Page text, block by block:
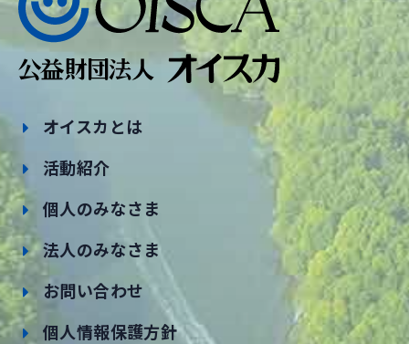
オイスカとは
活動紹介
個人のみなさま
法人のみなさま
お問い合わせ
個人情報保護方針